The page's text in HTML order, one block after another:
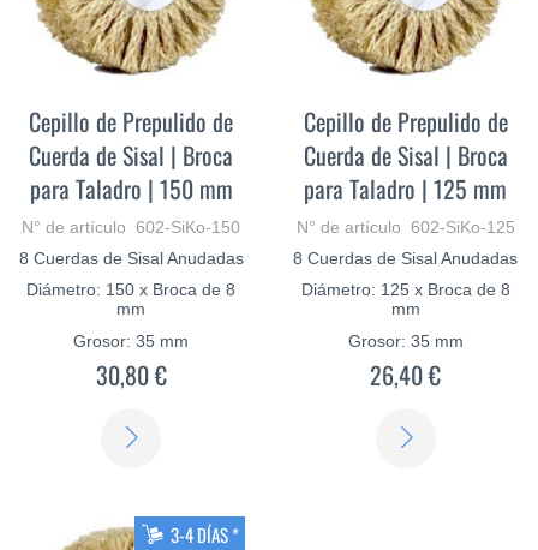
Cepillo de Prepulido de
Cuerda de Sisal | Broca
para Taladro | 150 mm
N° de artículo 602-SiKo-150
8 Cuerdas de Sisal Anudadas
Diámetro: 150 x Broca de 8
mm
Grosor: 35 mm
30,80 €
Cepillo de Prepulido de
Cuerda de Sisal | Broca
para Taladro | 125 mm
N° de artículo 602-SiKo-125
8 Cuerdas de Sisal Anudadas
Diámetro: 125 x Broca de 8
mm
Grosor: 35 mm
26,40 €
3-4 DÍAS *